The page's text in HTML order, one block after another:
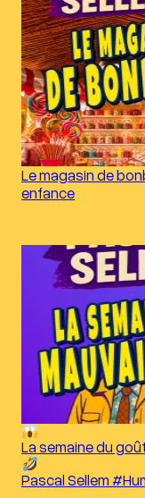
Le magasin de
enfance
La semaine du
Pascal Sellem